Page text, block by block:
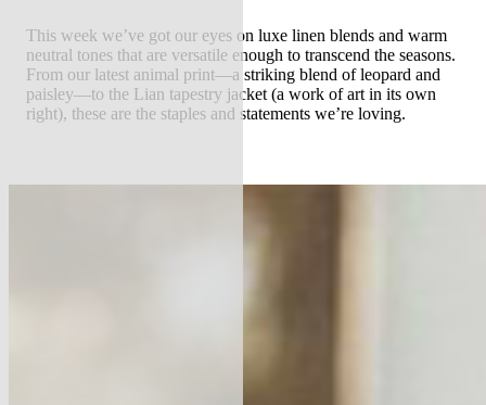
This week we’ve got our eyes on luxe linen blends and warm
neutral tones that are versatile enough to transcend the seasons.
From our latest animal print—a striking blend of leopard and
paisley—to the Lian tapestry jacket (a work of art in its own
right), these are the staples and statements we’re loving.